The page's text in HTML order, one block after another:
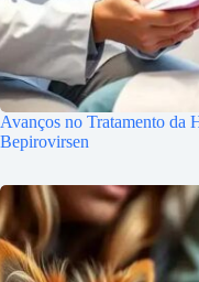
Avanços no Tratamento da
Bepirovirsen